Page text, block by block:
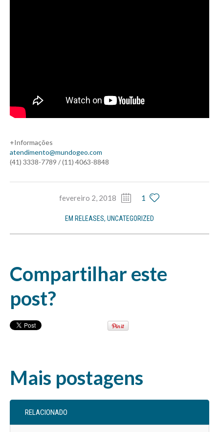
+Informações
atendimento@mundogeo.com
(41) 3338-7789 / (11) 4063-8848
fevereiro 2, 2018 1
EM RELEASES, UNCATEGORIZED
Compartilhar este
post?
Mais postagens
RELACIONADO